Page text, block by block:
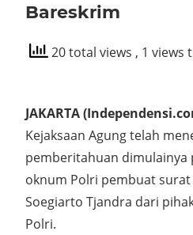
Bareskrim
20 total views , 1 views
JAKARTA
Kejaksaan Agung telah
pemberitahuan dimulainya
oknum Polri pembuat
Soegiarto Tjandra dari
Polri.